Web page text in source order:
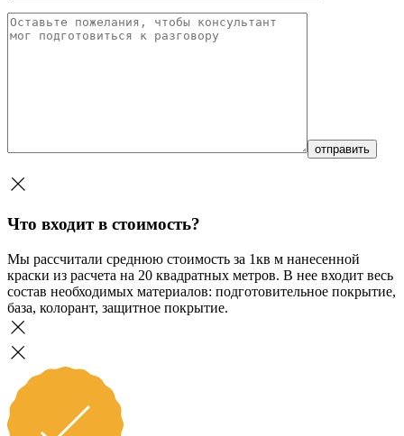
Что входит в стоимость?
Мы рассчитали среднюю стоимость за 1кв м нанесенной
краски из расчета на 20 квадратных метров. В нее входит весь
состав необходимых материалов: подготовительное покрытие,
база, колорант, защитное покрытие.